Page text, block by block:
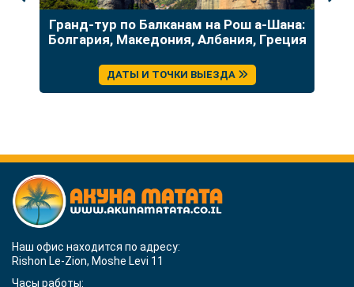
Гранд-тур по Балканам на Рош а-Шана:
Болгария, Македония, Албания, Греция
ДАТЫ И ТОЧКИ ВЫЕЗДА
Наш офис находится по адресу:
Rishon Le-Zion, Moshe Levi 11
Часы работы: